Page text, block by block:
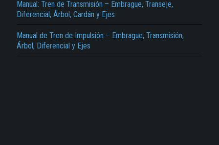
Manual: Tren de Transmisión – Embrague, Transeje,
Diferencial, Árbol, Cardán y Ejes
Manual de Tren de Impulsión – Embrague, Transmisión,
Árbol, Diferencial y Ejes
Reportar otro tipo de error...